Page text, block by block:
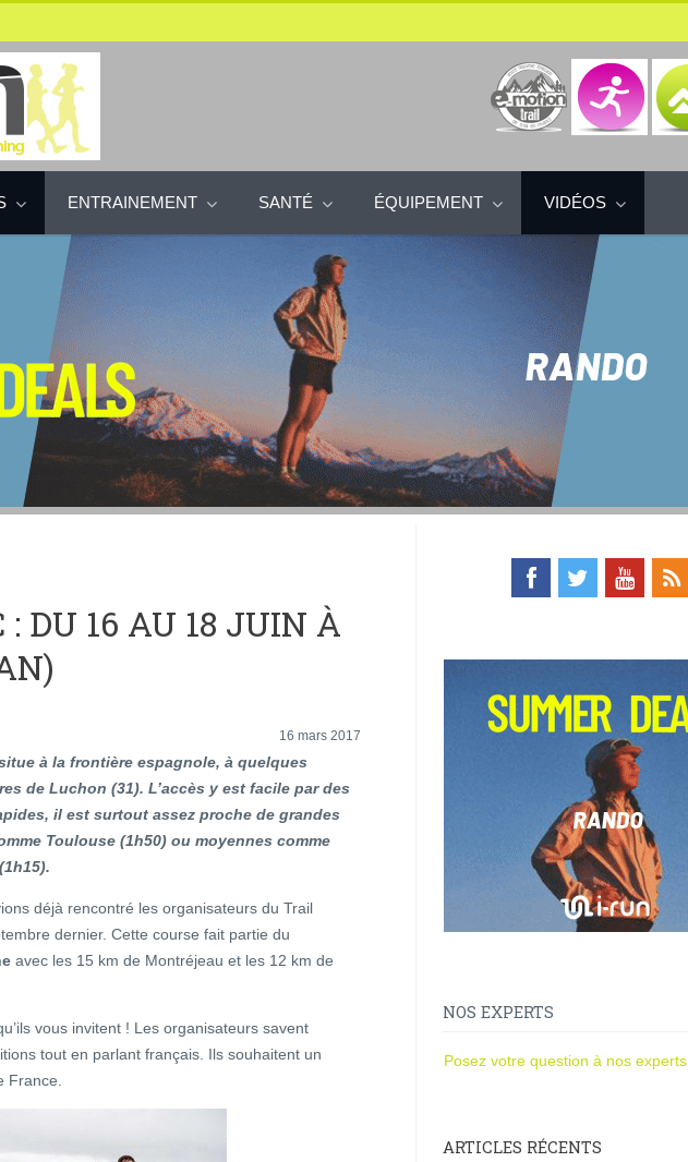
ENTRAINEMENT SANTÉ ÉQUIPEMENT VIDÉOS
DU 16 AU 18 JUIN À
16 mars 2017
à la frontière espagnole, à quelques
de Luchon (31). L’accès y est facile par des
il est surtout assez proche de grandes
Toulouse (1h50) ou moyennes comme
déjà rencontré les organisateurs du Trail
dernier. Cette course fait partie du
avec les 15 km de Montréjeau et les 12 km de
vous invitent ! Les organisateurs savent
tout en parlant français. Ils souhaitent un
France.
NOS EXPERTS
Posez votre question à nos experts
ARTICLES RÉCENTS